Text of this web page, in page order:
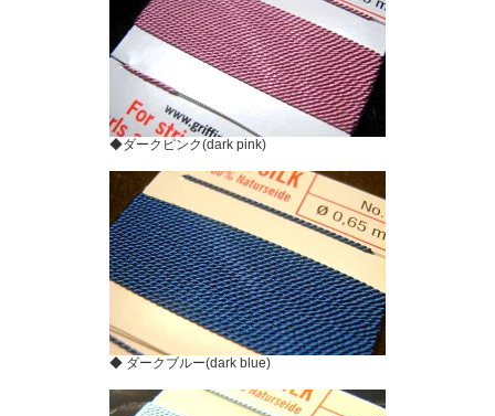
◆ダークピンク(dark pink)
◆ ダークブルー(dark blue)